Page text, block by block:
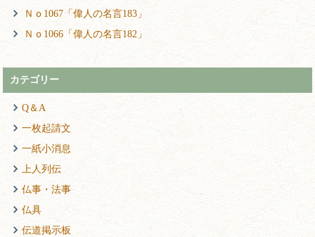
Ｎｏ1067「偉人の名言183」
Ｎｏ1066「偉人の名言182」
カテゴリー
Q＆A
一枚起請文
一紙小消息
上人列伝
仏事・法事
仏具
伝道掲示板